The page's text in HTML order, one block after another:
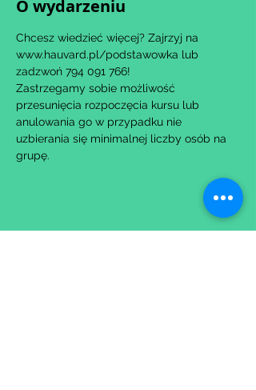
O wydarzeniu
Chcesz wiedzieć więcej? Zajrzyj na
www.hauvard.pl/podstawowka lub
zadzwoń 794 091 766!
Zastrzegamy sobie możliwość
przesunięcia rozpoczęcia kursu lub
anulowania go w przypadku nie
uzbierania się minimalnej liczby osób na
grupę.